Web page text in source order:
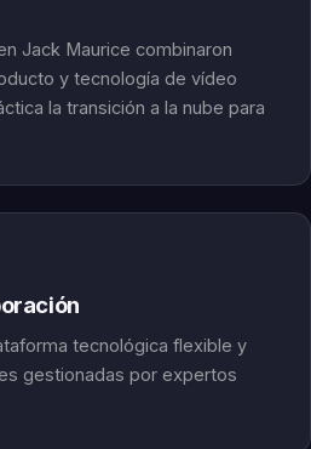
Jack Maurice combinaron
y tecnología de vídeo
la transición a la nube para
tecnológica flexible y
gestionadas por expertos